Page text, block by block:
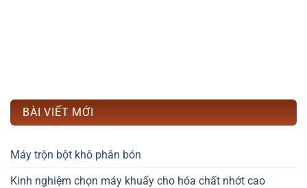
BÀI VIẾT MỚI
Máy trộn bột khô phân bón
Kinh nghiệm chọn máy khuấy cho hóa chất nhớt cao